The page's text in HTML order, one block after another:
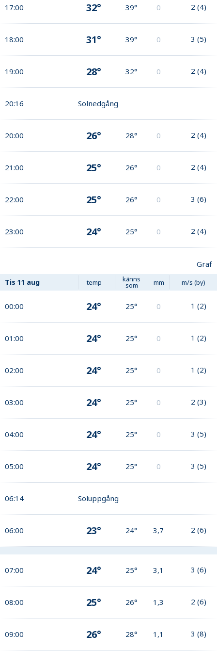
17:00 32° 39° 0 2 (4)
18:00 31° 39° 0 3 (5)
19:00 28° 32° 0 2 (4)
20:16 Solnedgång
20:00 26° 28° 0 2 (4)
21:00 25° 26° 0 2 (4)
22:00 25° 26° 0 3 (6)
23:00 24° 25° 0 2 (4)
Graf
Tis 11 aug temp känns
som mm m/s (by)
00:00 24° 25° 0 1 (2)
01:00 24° 25° 0 1 (2)
02:00 24° 25° 0 1 (2)
03:00 24° 25° 0 2 (3)
04:00 24° 25° 0 3 (5)
05:00 24° 25° 0 3 (5)
06:14 Soluppgång
06:00 23° 24° 3,7 2 (6)
07:00 24° 25° 3,1 3 (6)
08:00 25° 26° 1,3 2 (6)
09:00 26° 28° 1,1 3 (8)